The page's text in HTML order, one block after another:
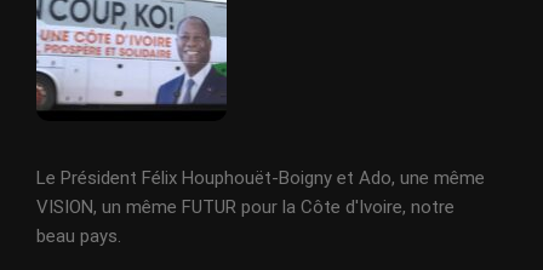
Le Président Félix Houphouët-Boigny et Ado, une même
VISION, un même FUTUR pour la Côte d'Ivoire, notre
beau pays.